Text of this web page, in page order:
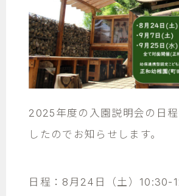
2025年度の入園説明会の日
したのでお知らせします。
日程：8月24日（土）10:30-